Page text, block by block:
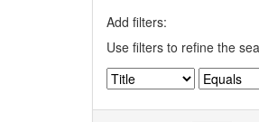
Add filters:
Use filters to refine the